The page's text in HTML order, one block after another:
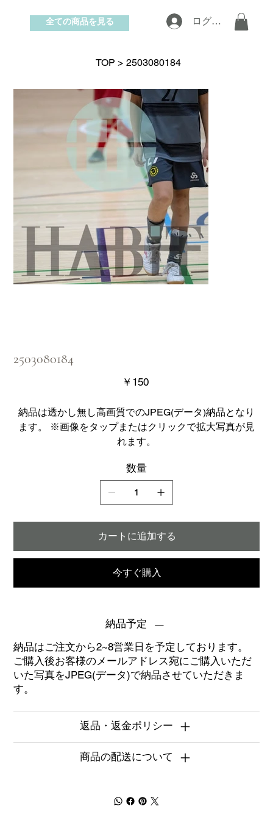
お問い合わせ
ログイン
全ての商品を見る
TOP > 2503080184
2503080184
価
格
￥150
納品は透かし無し高画質でのJPEG(データ)納品となり
ます。 ※画像をタップまたはクリックで拡大写真が見
れます。
数量
カートに追加する
今すぐ購入
納品予定
納品はご注文から2~8営業日を予定しております。
ご購入後お客様のメールアドレス宛にご購入いただ
いた写真をJPEG(データ)で納品させていただきま
す。
返品・返金ポリシー
商品の配送について